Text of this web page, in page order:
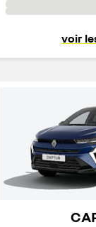
voir